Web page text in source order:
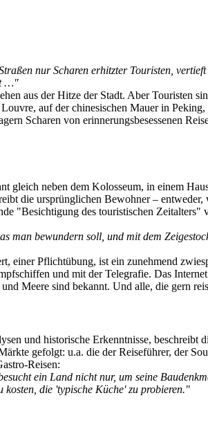
nur Scharen erhitzter Touristen,
…"
aus der Hitze der Stadt. Aber Touristen
auf der chinesischen Mauer in
Scharen von erinnerungsbesessenen
gleich neben dem Kolosseum, in einem
die ursprünglichen Bewohner –
"Besichtigung des touristischen
man bewundern soll, und mit dem
einer Pflichtübung, ist ein zunehmend
und mit der Telegrafie. Das
Meere sind bekannt. Und alle, die gern
und historische Erkenntnisse,
gefolgt: u.a. die der Reiseführer, der
Reisen:
ein Land nicht nur, um seine
kosten, die 'typische Küche' zu probieren."